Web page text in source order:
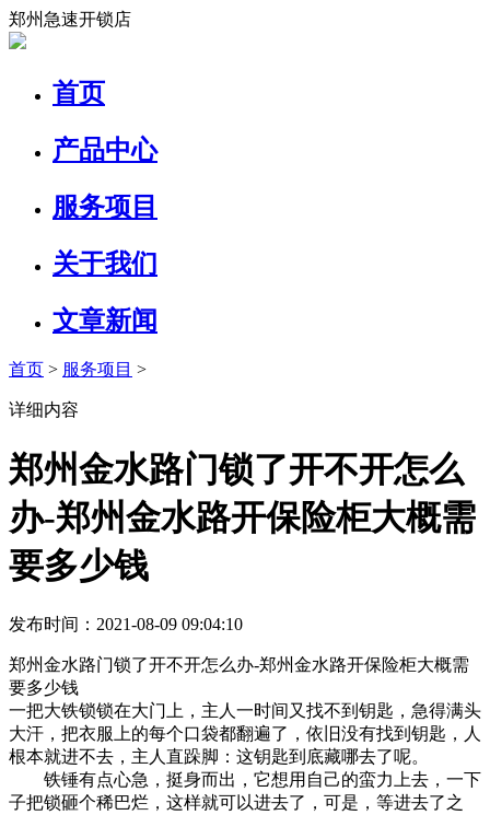
郑州急速开锁店
首页
产品中心
服务项目
关于我们
文章新闻
首页 > 服务项目 >
详细内容
郑州金水路门锁了开不开怎么
办-郑州金水路开保险柜大概需
要多少钱
发布时间：2021-08-09 09:04:10
郑州金水路门锁了开不开怎么办-郑州金水路开保险柜大概需
要多少钱
一把大铁锁锁在大门上，主人一时间又找不到钥匙，急得满头
大汗，把衣服上的每个口袋都翻遍了，依旧没有找到钥匙，人
根本就进不去，主人直跺脚：这钥匙到底藏哪去了呢。
铁锤有点心急，挺身而出，它想用自己的蛮力上去，一下
子把锁砸个稀巴烂，这样就可以进去了，可是，等进去了之